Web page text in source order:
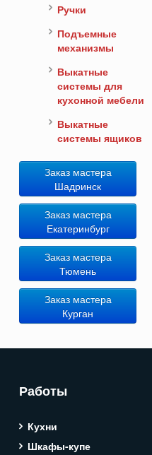
Ручки
Подъемные
механизмы
Выкатные
системы для
кухонной мебели
Выкатные
системы ящиков
Заказ мастера
Шадринск
Заказ мастера
Екатеринбург
Заказ мастера
Тюмень
Заказ мастера
Курган
Работы
Кухни
Шкафы-купе